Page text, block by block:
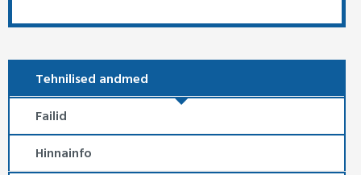
Tehnilised andmed
Failid
Hinnainfo